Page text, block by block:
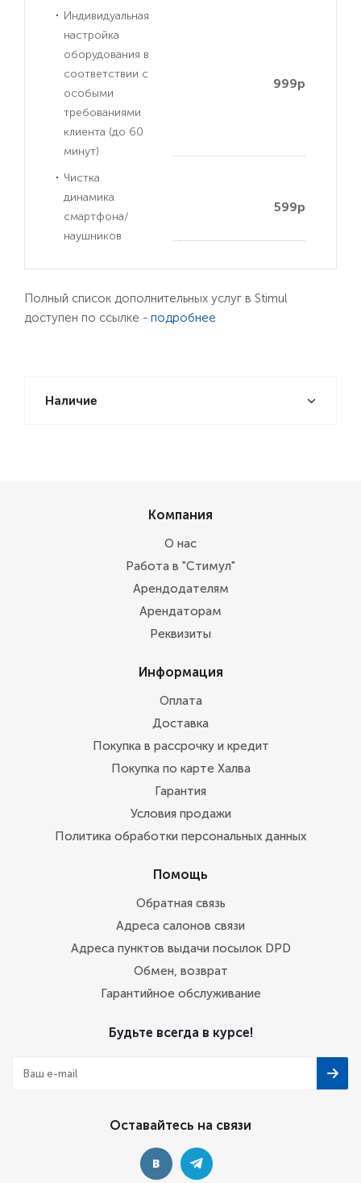
Индивидуальная
настройка
оборудования в
соответствии с
особыми
требованиями
клиента (до 60
минут)
999р
Чистка
динамика
смартфона/
наушников
599р
Полный список дополнительных услуг в Stimul
доступен по ссылке - подробнее
Наличие
Компания
О нас
Работа в "Стимул"
Арендодателям
Арендаторам
Реквизиты
Информация
Оплата
Доставка
Покупка в рассрочку и кредит
Покупка по карте Халва
Гарантия
Условия продажи
Политика обработки персональных данных
Помощь
Обратная связь
Адреса салонов связи
Адреса пунктов выдачи посылок DPD
Обмен, возврат
Гарантийное обслуживание
Будьте всегда в курсе!
Оставайтесь на связи